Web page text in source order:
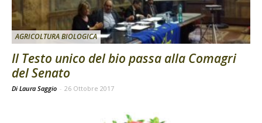
AGRICOLTURA BIOLOGICA
Il Testo unico del bio passa alla Comagri
del Senato
Di Laura Saggio - 26 Ottobre 2017